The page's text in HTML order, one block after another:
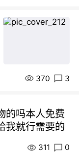
370 3
的吗本人免费
我就行需要的
311 0